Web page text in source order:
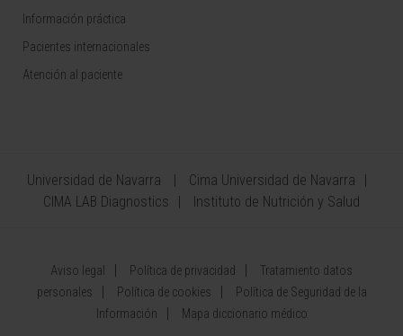
Información práctica
Pacientes internacionales
Atención al paciente
Universidad de Navarra
Cima Universidad de Navarra
CIMA LAB Diagnostics
Instituto de Nutrición y Salud
Aviso legal Política de privacidad
Tratamiento datos
personales
Política de cookies
Política de Seguridad de la
Información
Mapa diccionario médico